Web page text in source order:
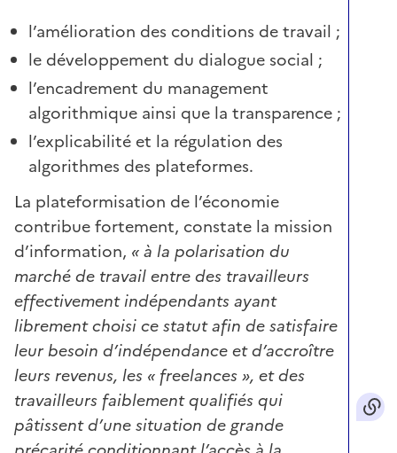
l’amélioration des conditions de travail ;
le développement du dialogue social ;
l’encadrement du management
algorithmique ainsi que la transparence ;
l’explicabilité et la régulation des
algorithmes des plateformes.
La plateformisation de l’économie
contribue fortement, constate la mission
d’information, « à la polarisation du
marché de travail entre des travailleurs
effectivement indépendants ayant
librement choisi ce statut afin de satisfaire
leur besoin d’indépendance et d’accroître
leurs revenus, les « freelances », et des
travailleurs faiblement qualifiés qui
pâtissent d’une situation de grande